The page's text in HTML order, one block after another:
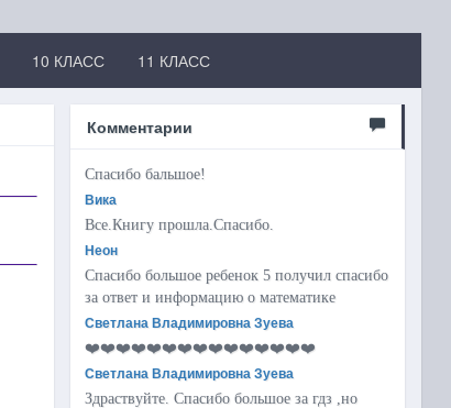
10 КЛАСС 11 КЛАСС
Комментарии
Спасибо бальшое!
Вика
Все.Книгу прошла.Спасибо.
Неон
Спасибо большое ребенок 5 получил спасибо
за ответ и информацию о математике
Светлана Владимировна Зуева
❤️❤️❤️❤️❤️❤️❤️❤️❤️❤️❤️❤️❤️❤️❤️
Светлана Владимировна Зуева
Здраствуйте. Спасибо большое за гдз ,но